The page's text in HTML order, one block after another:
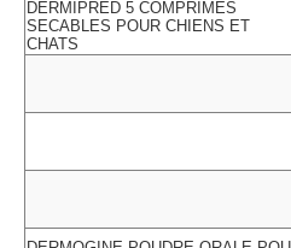
DERMIPRED 5 COMPRIMES
SECABLES POUR CHIENS ET
CHATS